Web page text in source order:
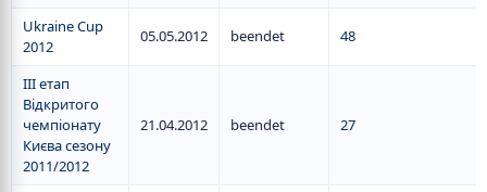
Ukraine Cup
2012
05.05.2012 beendet 48
III етап
Відкритого
чемпіонату
Києва сезону
2011/2012
21.04.2012 beendet 27